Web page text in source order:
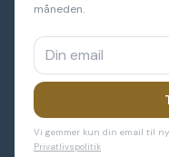
måneden.
Vi gemmer kun din email til
Privatlivspolitik